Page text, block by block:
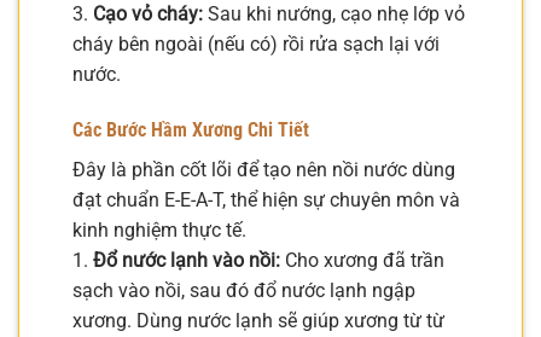
3. Cạo vỏ cháy: Sau khi nướng, cạo nhẹ lớp vỏ
cháy bên ngoài (nếu có) rồi rửa sạch lại với
nước.
Các Bước Hầm Xương Chi Tiết
Đây là phần cốt lõi để tạo nên nồi nước dùng
đạt chuẩn E-E-A-T, thể hiện sự chuyên môn và
kinh nghiệm thực tế.
1. Đổ nước lạnh vào nồi: Cho xương đã trần
sạch vào nồi, sau đó đổ nước lạnh ngập
xương. Dùng nước lạnh sẽ giúp xương từ từ